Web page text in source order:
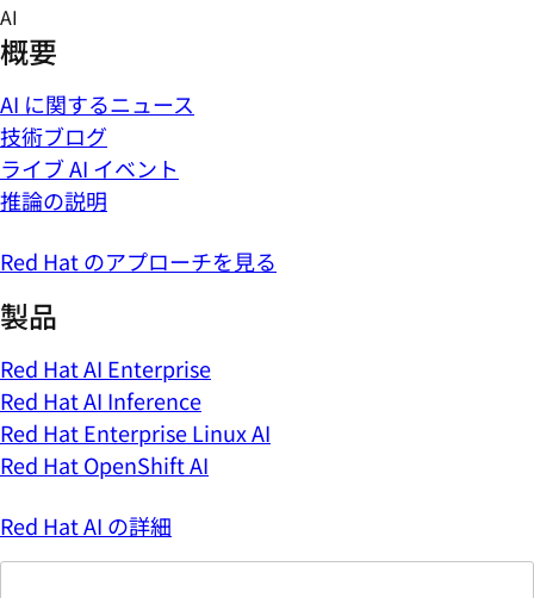
Skip
to
content
AI
概要
AI に関するニュース
技術ブログ
ライブ AI イベント
推論の説明
Red Hat のアプローチを見る
製品
Red Hat AI Enterprise
Red Hat AI Inference
Red Hat Enterprise Linux AI
Red Hat OpenShift AI
Red Hat AI の詳細